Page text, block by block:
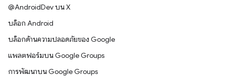
@AndroidDev บน X
บล็อก Android
บล็อกด้านความปลอดภัยของ Google
แพลตฟอร์มบน Google Groups
การพัฒนาบน Google Groups